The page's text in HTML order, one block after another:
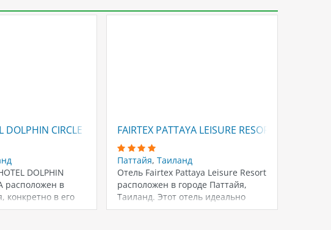
DOLPHIN CIRCLE PATTAYA
DOLPHIN
расположен в
конкретно в его
FAIRTEX PATTAYA LEISURE RESORT
Паттайя,Таиланд
Отель Fairtex Pattaya Leisure Resort
расположен в городе Паттайя,
Таиланд. Этот отель идеально
подходит для…